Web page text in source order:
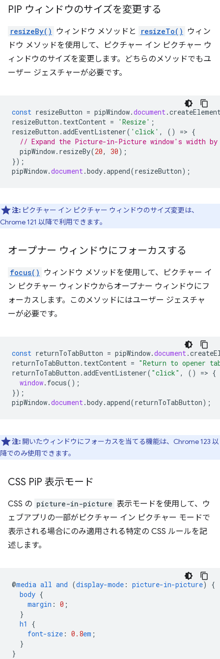
PIP ウィンドウのサイズを変更する
resizeBy() ウィンドウ メソッドと resizeTo()
ウィン
ドウ メソッドを使用して、ピクチャー イン ピクチャー ウ
ィンドウのサイズを変更します。どちらのメソッドでもユ
ーザー ジェスチャーが必要です。
const resizeButton = pipWindow.document .
resizeButton . textContent = 'Resize' ;
resizeButton .addEventListener( 'click' , () => {
// Expand the Picture-in-Picture window's width by
pipWindow. resizeBy(20, 30);
});
pipWindow.document .body.append(resizeButton);
注: ピクチャー イン ピクチャー ウィンドウのサイズ変更は、
Chrome 121 以降で利用できます。
オープナー ウィンドウにフォーカスする
focus()
ウィンドウ メソッドを使用して、ピクチャー イ
ン ピクチャー ウィンドウからオープナー ウィンドウにフ
ォーカスします。このメソッドにはユーザー ジェスチャ
ーが必要です。
const returnToTabButton = pipWindow.document .
returnToTabButton . textContent = "Return to opener
returnToTabButton .addEventListener( "click" , () => {
window. focus();
});
pipWindow.document .body.append(returnToTabButton);
注: 開いたウィンドウにフォーカスを当てる機能は、Chrome 123 以
降でのみ使用できます。
CSS PiP 表示モード
CSS の picture-in-picture 表示モードを使用して、ウ
ェブアプリの一部がピクチャー イン ピクチャー モードで
表示される場合にのみ適用される特定の CSS ルールを記
述します。
@media all and (display-mode : picture-in-picture)
{
body {
margin : 0 ;
}
h1
{
font-size : 0.8em ;
}
}